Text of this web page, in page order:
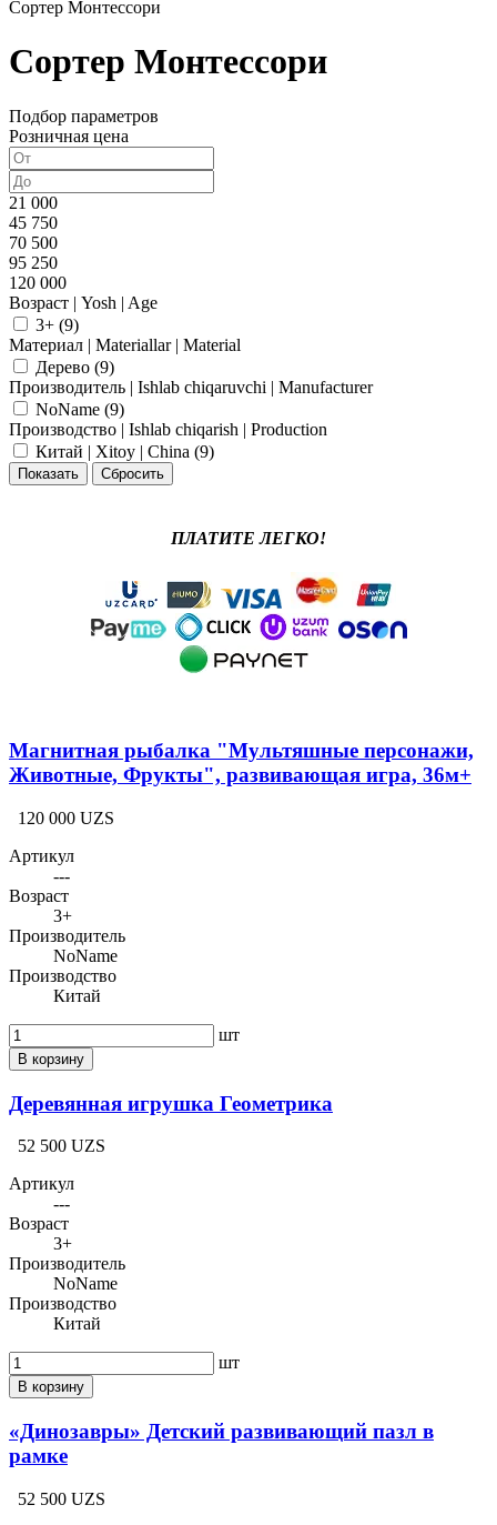
Сортер Монтессори
Сортер Монтессори
Подбор параметров
Розничная цена
21 000
45 750
70 500
95 250
120 000
Возраст | Yosh | Age
3+ (9)
Материал | Materiallar | Material
Дерево (9)
Производитель | Ishlab chiqaruvchi | Manufacturer
NoName (9)
Производство | Ishlab chiqarish | Production
Китай | Xitoy | China (9)
ПЛАТИТЕ ЛЕГКО!
Магнитная рыбалка "Мультяшные персонажи,
Животные, Фрукты", развивающая игра, 36м+
120 000 UZS
Артикул
---
Возраст
3+
Производитель
NoName
Производство
Китай
шт
В корзину
Деревянная игрушка Геометрика
52 500 UZS
Артикул
---
Возраст
3+
Производитель
NoName
Производство
Китай
шт
В корзину
«Динозавры» Детский развивающий пазл в
рамке
52 500 UZS